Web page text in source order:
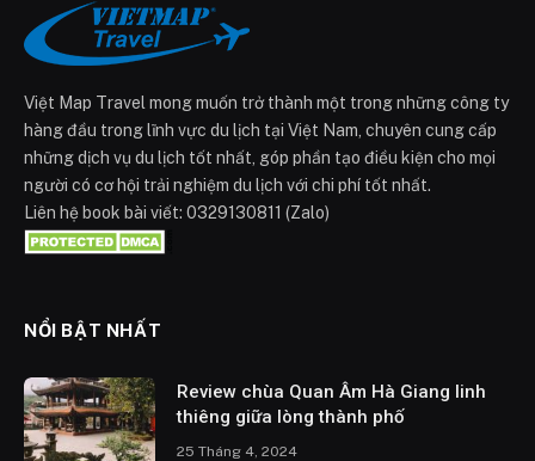
Việt Map Travel mong muốn trở thành một trong những công ty
hàng đầu trong lĩnh vực du lịch tại Việt Nam, chuyên cung cấp
những dịch vụ du lịch tốt nhất, góp phần tạo điều kiện cho mọi
người có cơ hội trải nghiệm du lịch với chi phí tốt nhất.
Liên hệ book bài viết: 0329130811 (Zalo)
NỔI BẬT NHẤT
Review chùa Quan Âm Hà Giang linh
thiêng giữa lòng thành phố
25 Tháng 4, 2024